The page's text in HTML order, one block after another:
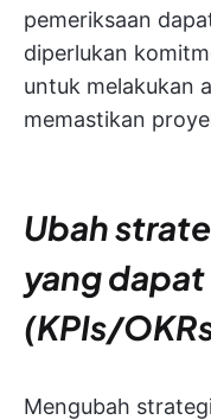
pemeriksaan
diperlukan
untuk melakukan
memastikan
Ubah
yang
(KPIs/
Mengubah